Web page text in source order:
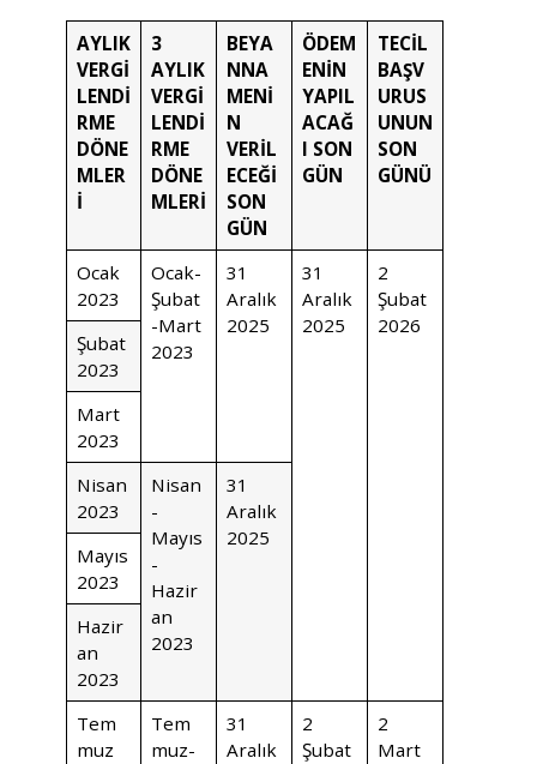
AYLIK
VERGİ
LENDİ
RME
DÖNE
MLER
İ
3
AYLIK
VERGİ
LENDİ
RME
DÖNE
MLERİ
BEYA
NNA
MENİ
N
VERİL
ECEĞİ
SON
GÜN
ÖDEM
ENİN
YAPIL
ACAĞ
I SON
GÜN
TECİL
BAŞV
URUS
UNUN
SON
GÜNÜ
Ocak
2023
Ocak-
Şubat
-Mart
2023
31
Aralık
2025
31
Aralık
2025
2
Şubat
2026
Şubat
2023
Mart
2023
Nisan
2023
Nisan
-
Mayıs
-
Hazir
an
2023
31
Aralık
2025
Mayıs
2023
Hazir
an
2023
Tem
muz
Tem
muz-
31
Aralık
2
Şubat
2
Mart